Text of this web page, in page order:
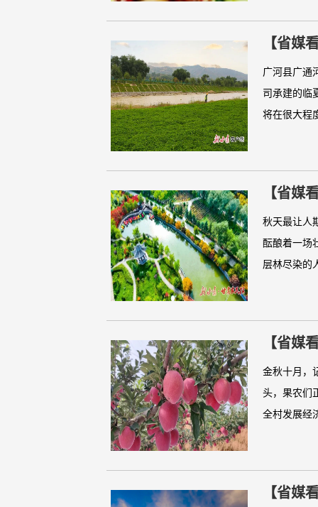
【省媒
广河县广通
司承建的临
将在很大程
【省媒
秋天最让人
酝酿着一场
层林尽染的
【省媒
金秋十月，
头，果农们
全村发展经
【省媒